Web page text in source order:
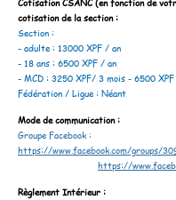
cotisation de la section :
Section :
- adulte : 13000 XPF / an
- 18 ans : 6500 XPF / an
- MCD : 3250 XPF/ 3 mois - 6500
Fédération / Ligue : Néant
Mode de communication :
Groupe Facebook :
https://www.facebook.com/groups/
https://
Règlement Intérieur :